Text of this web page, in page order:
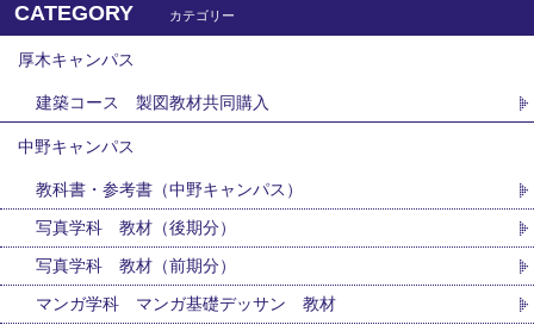
CATEGORY カテゴリー
厚木キャンパス
建築コース 製図教材共同購入
中野キャンパス
教科書・参考書（中野キャンパス）
写真学科 教材（後期分）
写真学科 教材（前期分）
マンガ学科 マンガ基礎デッサン 教材